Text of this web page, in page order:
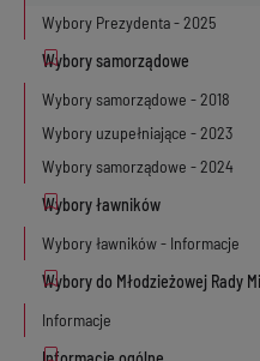
Wybory Prezydenta - 2025
Wybory samorządowe - 2018
Wybory uzupełniające - 2023
Wybory samorządowe - 2024
Wybory ławników - Informacje
Informacje